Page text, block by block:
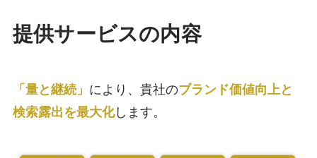
提供サービスの内容
「量と継続」 により、貴社のブランド価値向上と
検索露出を最大化します。